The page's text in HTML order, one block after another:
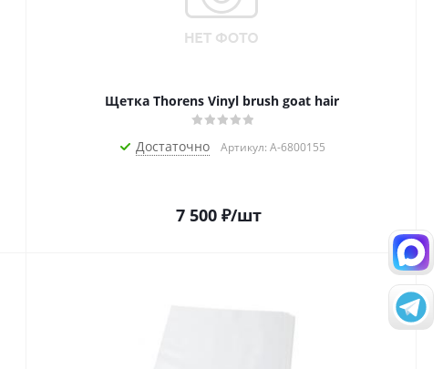
Щетка Thorens Vinyl brush goat hair
Достаточно Артикул: A-6800155
7 500₽/шт